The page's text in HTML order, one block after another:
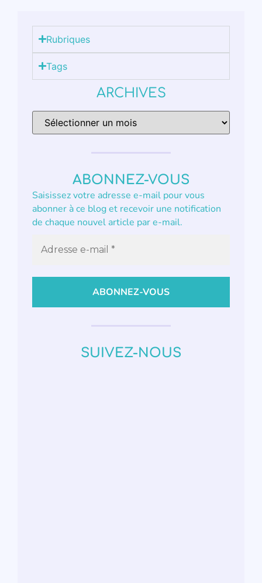
Rubriques
Tags
ARCHIVES
ABONNEZ-VOUS
Saisissez votre adresse e-mail pour vous
abonner à ce blog et recevoir une notification
de chaque nouvel article par e-mail.
SUIVEZ-NOUS